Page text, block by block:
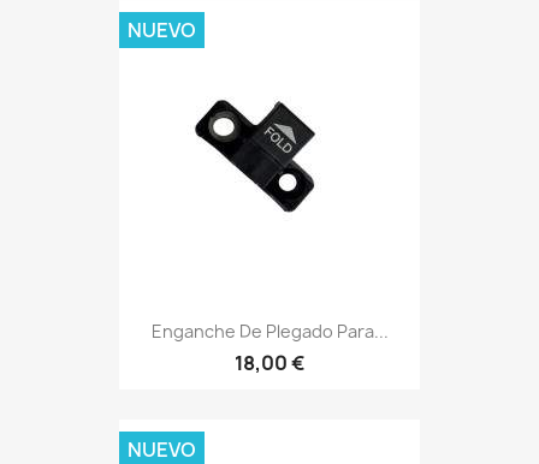
Enganche De Plegado Para...
18,00 €
NUEVO
NUEVO